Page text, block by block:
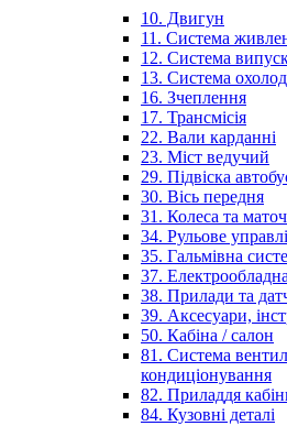
10. Двигун
11. Система
12. Система
13. Система
16. Зчеплення
17. Трансмісія
22. Вали карданні
23. Міст ведучий
29. Підвіска
30. Вісь передня
31. Колеса та
34. Рульове
35. Гальмівна
37.
38. Прилади та
39. Аксесуари,
50. Кабіна / салон
81. Система
кондиціонування
82. Приладдя
84. Кузовні деталі